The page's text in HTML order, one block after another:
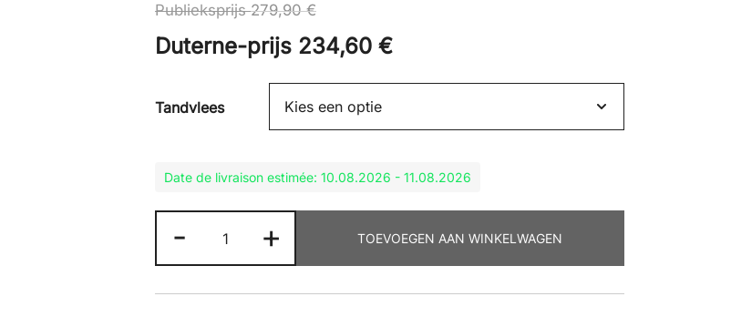
Publieksprijs279,90€
Duterne-prijs 234,60 €
Tandvlees
Date de livraison estimée: 10.08.2026 - 11.08.2026
-
120/70R17
aantal
+ TOEVOEGEN AAN WINKELWAGEN